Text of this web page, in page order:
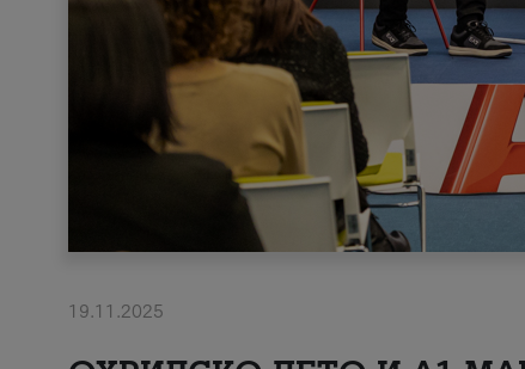
19.11.2025